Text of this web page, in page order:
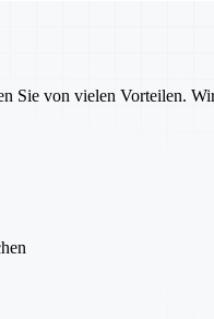
Sie von vielen Vorteilen.